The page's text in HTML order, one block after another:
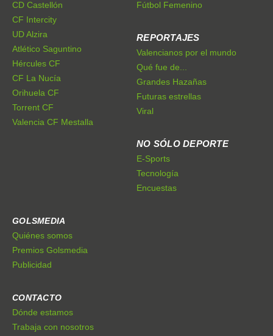
CD Castellón
CF Intercity
UD Alzira
Atlético Saguntino
Hércules CF
CF La Nucía
Orihuela CF
Torrent CF
Valencia CF Mestalla
Fútbol Femenino
REPORTAJES
Valencianos por el mundo
Qué fue de...
Grandes Hazañas
Futuras estrellas
Viral
NO SÓLO DEPORTE
E-Sports
Tecnología
Encuestas
GOLSMEDIA
Quiénes somos
Premios Golsmedia
Publicidad
CONTACTO
Dónde estamos
Trabaja con nosotros